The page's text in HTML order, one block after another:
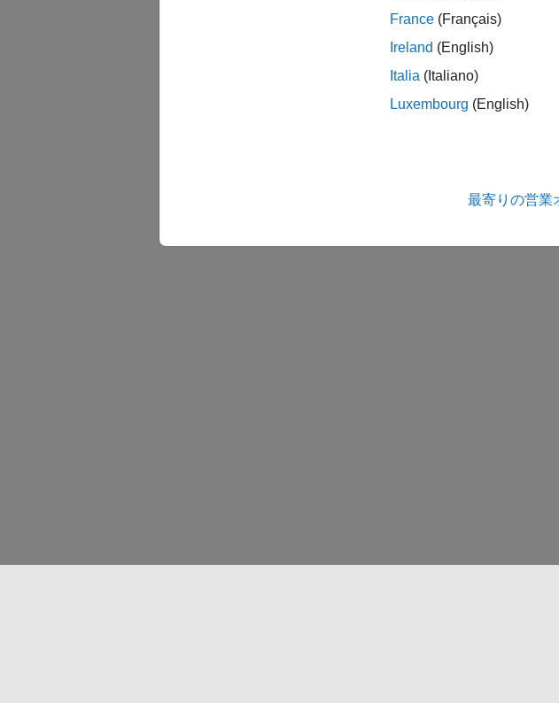
France (Français)
Ireland (English)
Italia (Italiano)
Luxembourg (English)
最寄りの営業